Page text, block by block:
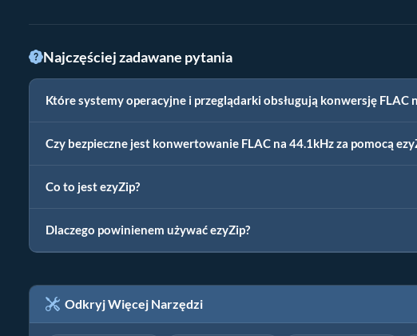
Najczęściej zadawane pytania
Które systemy operacyjne i przeglądarki obsługują konwersję FLAC
Czy bezpieczne jest konwertowanie FLAC na 44.1kHz za pomocą
Co to jest ezyZip?
Dlaczego powinienem używać ezyZip?
Odkryj Więcej Narzędzi